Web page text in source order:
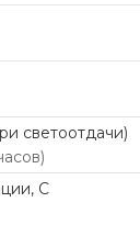
светоотдачи)
С